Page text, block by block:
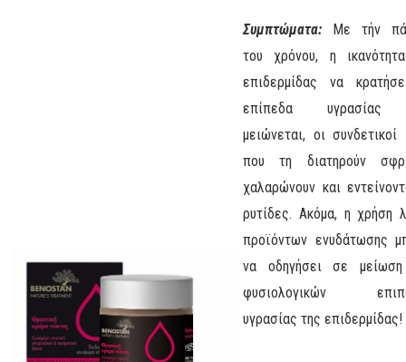
Συμπτώματα: Με τήν
του χρόνου, η
επιδερμίδας να
επίπεδα υγρασίας
μειώνεται, οι συνδετικοί
που τη διατηρούν
χαλαρώνουν και
ρυτίδες. Ακόμα, η χρήση
προϊόντων ενυδάτωσης
να οδηγήσει σε
φυσιολογικών
υγρασίας της επιδερμίδας!